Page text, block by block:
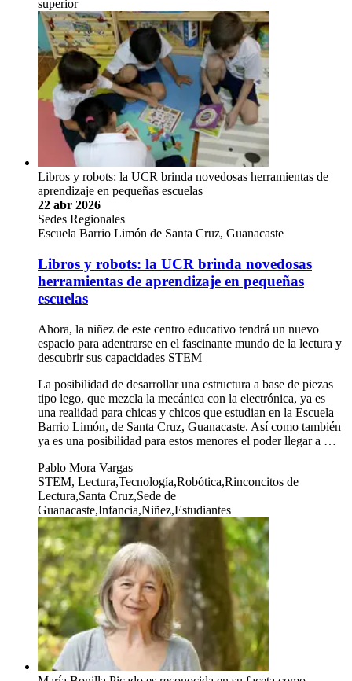
superior
Libros y robots: la UCR brinda novedosas herramientas de
aprendizaje en pequeñas escuelas
22 abr 2026
Sedes Regionales
Escuela Barrio Limón de Santa Cruz, Guanacaste
Libros y robots: la UCR brinda novedosas
herramientas de aprendizaje en pequeñas
escuelas
Ahora, la niñez de este centro educativo tendrá un nuevo
espacio para adentrarse en el fascinante mundo de la lectura y
descubrir sus capacidades STEM
La posibilidad de desarrollar una estructura a base de piezas
tipo lego, que mezcla la mecánica con la electrónica, ya es
una realidad para chicas y chicos que estudian en la Escuela
Barrio Limón, de Santa Cruz, Guanacaste. Así como también
ya es una posibilidad para estos menores el poder llegar a …
Pablo Mora Vargas
STEM, Lectura,Tecnología,Robótica,Rinconcitos de
Lectura,Santa Cruz,Sede de
Guanacaste,Infancia,Niñez,Estudiantes